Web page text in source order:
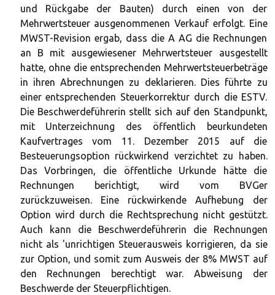
und Rückgabe der Bauten) durch einen von der
Mehrwertsteuer ausgenommenen Verkauf erfolgt. Eine
MWST-Revision ergab, dass die A AG die Rechnungen
an B mit ausgewiesener Mehrwertsteuer ausgestellt
hatte, ohne die entsprechenden Mehrwertsteuerbeträge
in ihren Abrechnungen zu deklarieren. Dies führte zu
einer entsprechenden Steuerkorrektur durch die ESTV.
Die Beschwerdeführerin stellt sich auf den Standpunkt,
mit Unterzeichnung des öffentlich beurkundeten
Kaufvertrages vom 11. Dezember 2015 auf die
Besteuerungsoption rückwirkend verzichtet zu haben.
Das Vorbringen, die öffentliche Urkunde hätte die
Rechnungen berichtigt, wird vom BVGer
zurückzuweisen. Eine rückwirkende Aufhebung der
Option wird durch die Rechtsprechung nicht gestützt.
Auch kann die Beschwerdeführerin die Rechnungen
nicht als 'unrichtigen Steuerausweis korrigieren, da sie
zur Option, und somit zum Ausweis der 8% MWST auf
den Rechnungen berechtigt war. Abweisung der
Beschwerde der Steuerpflichtigen.